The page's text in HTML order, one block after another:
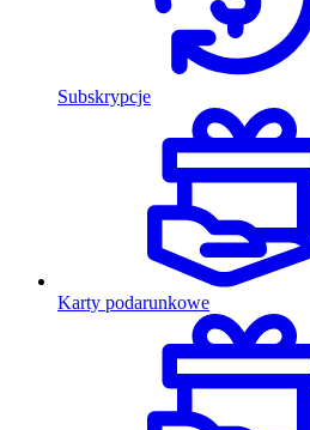
Subskrypcje
Karty podarunkowe